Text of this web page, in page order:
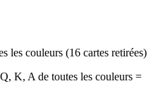
les couleurs (16 cartes retirées)
K, A de toutes les couleurs =